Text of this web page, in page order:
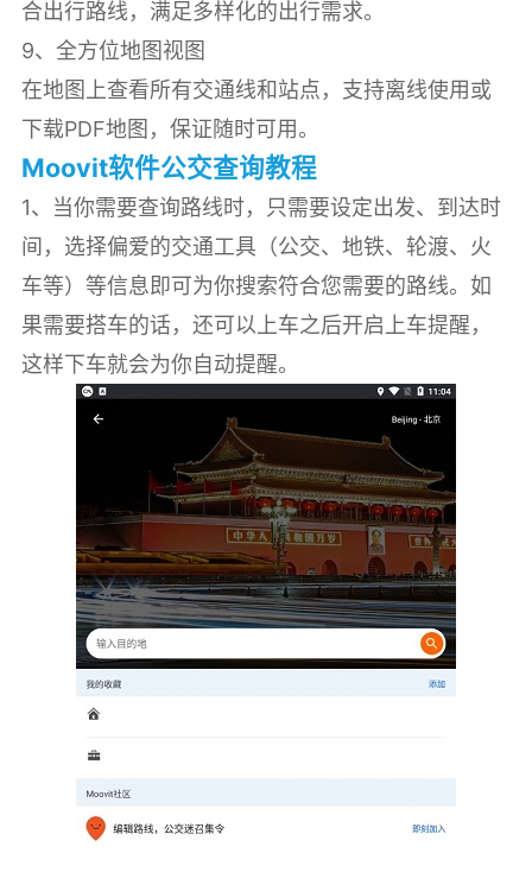
合出行路线，满足多样化的出行需求。
9、全方位地图视图
在地图上查看所有交通线和站点，支持离线使用或
下载PDF地图，保证随时可用。
Moovit软件公交查询教程
1、当你需要查询路线时，只需要设定出发、到达时
间，选择偏爱的交通工具（公交、地铁、轮渡、火
车等）等信息即可为你搜索符合您需要的路线。如
果需要搭车的话，还可以上车之后开启上车提醒，
这样下车就会为你自动提醒。